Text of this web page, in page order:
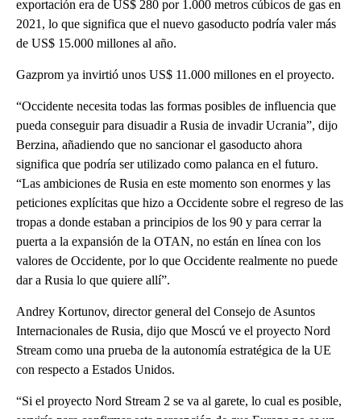
exportación era de US$ 280 por 1.000 metros cúbicos de gas en
2021, lo que significa que el nuevo gasoducto podría valer más
de US$ 15.000 millones al año.
Gazprom ya invirtió unos US$ 11.000 millones en el proyecto.
“Occidente necesita todas las formas posibles de influencia que
pueda conseguir para disuadir a Rusia de invadir Ucrania”, dijo
Berzina, añadiendo que no sancionar el gasoducto ahora
significa que podría ser utilizado como palanca en el futuro.
“Las ambiciones de Rusia en este momento son enormes y las
peticiones explícitas que hizo a Occidente sobre el regreso de las
tropas a donde estaban a principios de los 90 y para cerrar la
puerta a la expansión de la OTAN, no están en línea con los
valores de Occidente, por lo que Occidente realmente no puede
dar a Rusia lo que quiere allí”.
Andrey Kortunov, director general del Consejo de Asuntos
Internacionales de Rusia, dijo que Moscú ve el proyecto Nord
Stream como una prueba de la autonomía estratégica de la UE
con respecto a Estados Unidos.
“Si el proyecto Nord Stream 2 se va al garete, lo cual es posible,